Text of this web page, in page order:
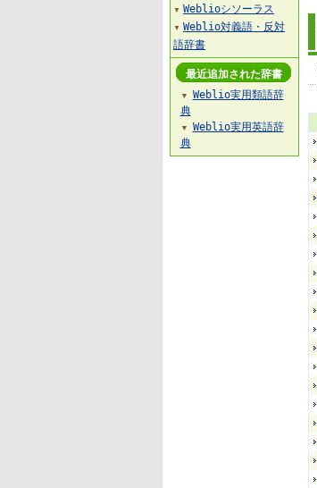
▼ Weblioシソーラス
▼ Weblio対義語・反対
語辞書
最近追加された辞書
▼
Weblio実用類語辞
典
▼
Weblio実用英語辞
典